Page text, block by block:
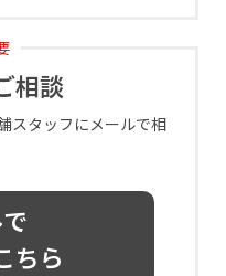
相談
スタッフにメールで相
ちら